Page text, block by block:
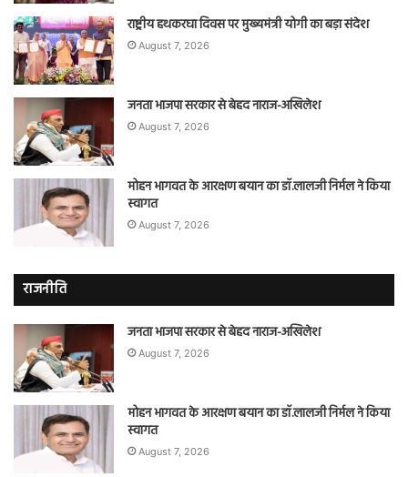
राष्ट्रीय हथकरघा दिवस पर मुख्यमंत्री योगी का बड़ा संदेश
August 7, 2026
जनता भाजपा सरकार से बेहद नाराज-अखिलेश
August 7, 2026
मोहन भागवत के आरक्षण बयान का डॉ.लालजी निर्मल ने किया
स्वागत
August 7, 2026
राजनीति
जनता भाजपा सरकार से बेहद नाराज-अखिलेश
August 7, 2026
मोहन भागवत के आरक्षण बयान का डॉ.लालजी निर्मल ने किया
स्वागत
August 7, 2026